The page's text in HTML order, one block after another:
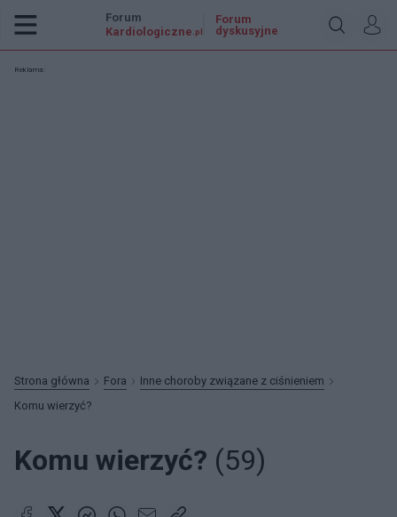
Forum
Kardiologiczne .pl
Forum
dyskusyjne
Reklama:
Strona główna Fora
Inne choroby związane z ciśnieniem
Komu wierzyć?
Komu wierzyć? (59)